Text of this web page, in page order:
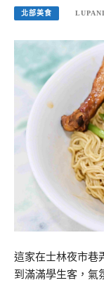
北部美食
這家在士林夜市巷
到滿滿學生客，氣